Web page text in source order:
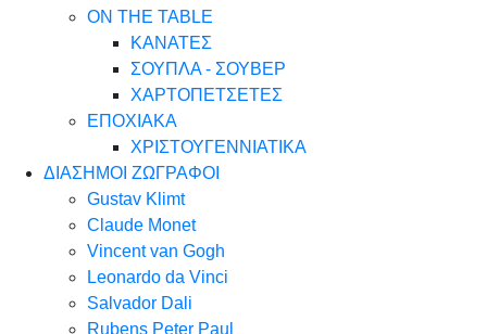
ON THE TABLE
ΚΑΝΑΤΕΣ
ΣΟΥΠΛΑ - ΣΟΥΒΕΡ
ΧΑΡΤΟΠΕΤΣΕΤΕΣ
ΕΠΟΧΙΑΚΑ
ΧΡΙΣΤΟΥΓΕΝΝΙΑΤΙΚΑ
ΔΙΑΣΗΜΟΙ ΖΩΓΡΑΦΟΙ
Gustav Klimt
Claude Monet
Vincent van Gogh
Leonardo da Vinci
Salvador Dali
Rubens Peter Paul